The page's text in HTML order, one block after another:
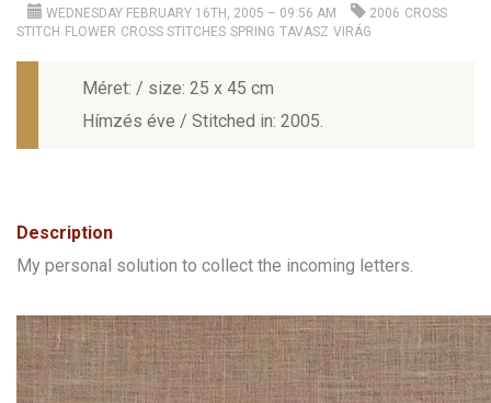
WEDNESDAY FEBRUARY 16TH, 2005 – 09:56 AM 2006 CROSS
STITCH FLOWER CROSS STITCHES SPRING TAVASZ VIRÁG
Méret: / size: 25 x 45 cm
Hímzés éve / Stitched in: 2005.
Description
My personal solution to collect the incoming letters.